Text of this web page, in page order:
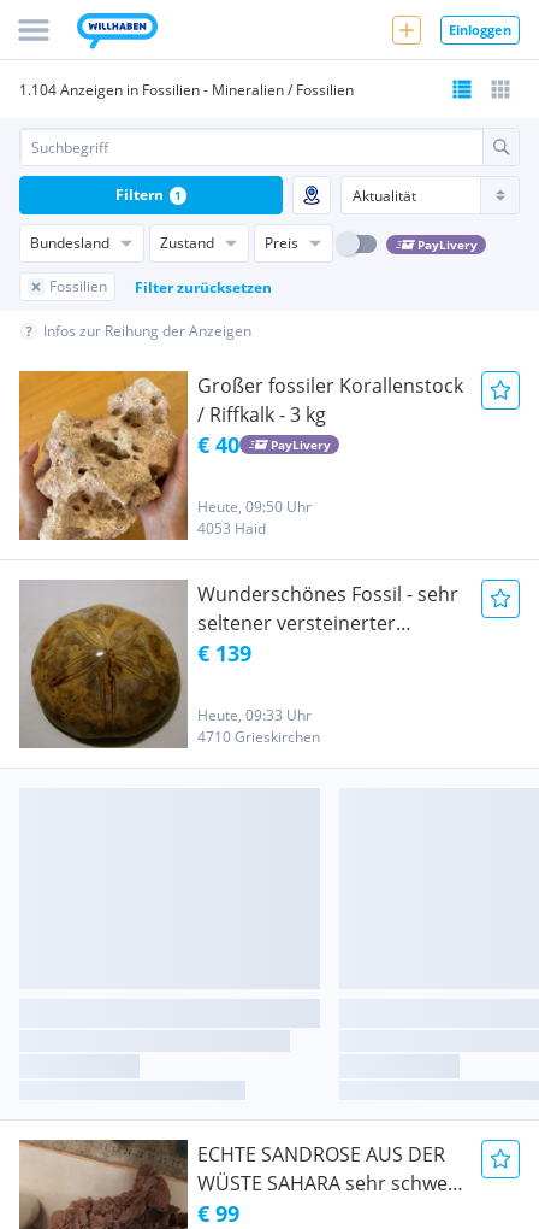
Einloggen
1.104 Anzeigen in Fossilien - Mineralien / Fossilien
Bundesland Zustand Preis PayLivery
Fossilien Filter zurücksetzen
Filtern 1
Infos zur Reihung der Anzeigen
Großer fossiler Korallenstock
/ Riffkalk - 3 kg
€ 40 PayLivery
Heute, 09:50 Uhr
4053 Haid
Wunderschönes Fossil - sehr
seltener versteinerter
Seeigel! Rarität
€ 139
Heute, 09:33 Uhr
4710 Grieskirchen
ECHTE SANDROSE AUS DER
WÜSTE SAHARA sehr schwer
50 cm x30cmx30cm
€ 99